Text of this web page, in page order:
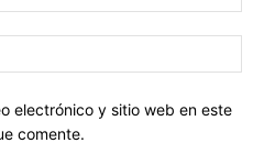
electrónico y sitio web en este
comente.